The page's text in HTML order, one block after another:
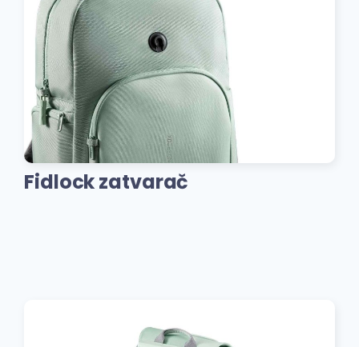
Fidlock zatvarač